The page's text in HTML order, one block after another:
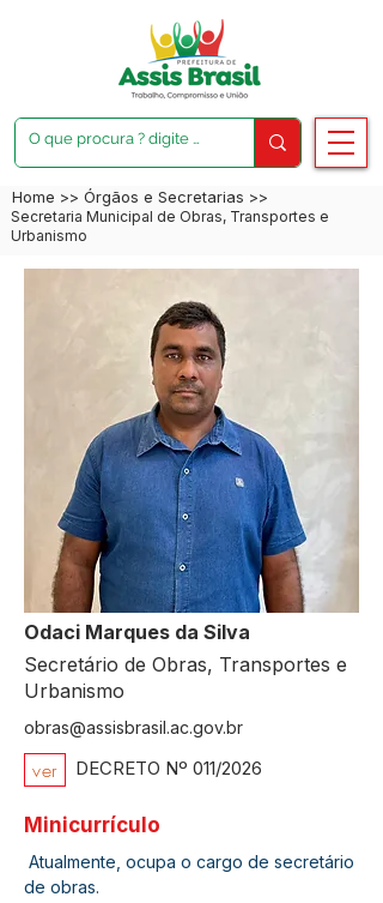
Home >> Órgãos e Secretarias >>
Secretaria Municipal de Obras, Transportes e
Urbanismo
Odaci Marques da Silva
Secretário de Obras, Transportes e
Urbanismo
obras@assisbrasil.ac.gov.br
ver DECRETO Nº 011/2026
Minicurrículo
de obras.